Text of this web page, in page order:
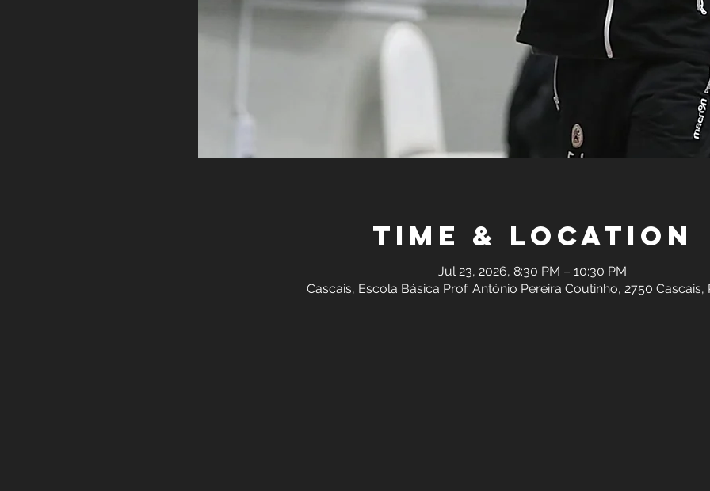
Time & Location
Jul 23, 2026, 8:30 PM – 10:30 PM
Cascais, Escola Básica Prof. António Pereira Coutinho, 2750